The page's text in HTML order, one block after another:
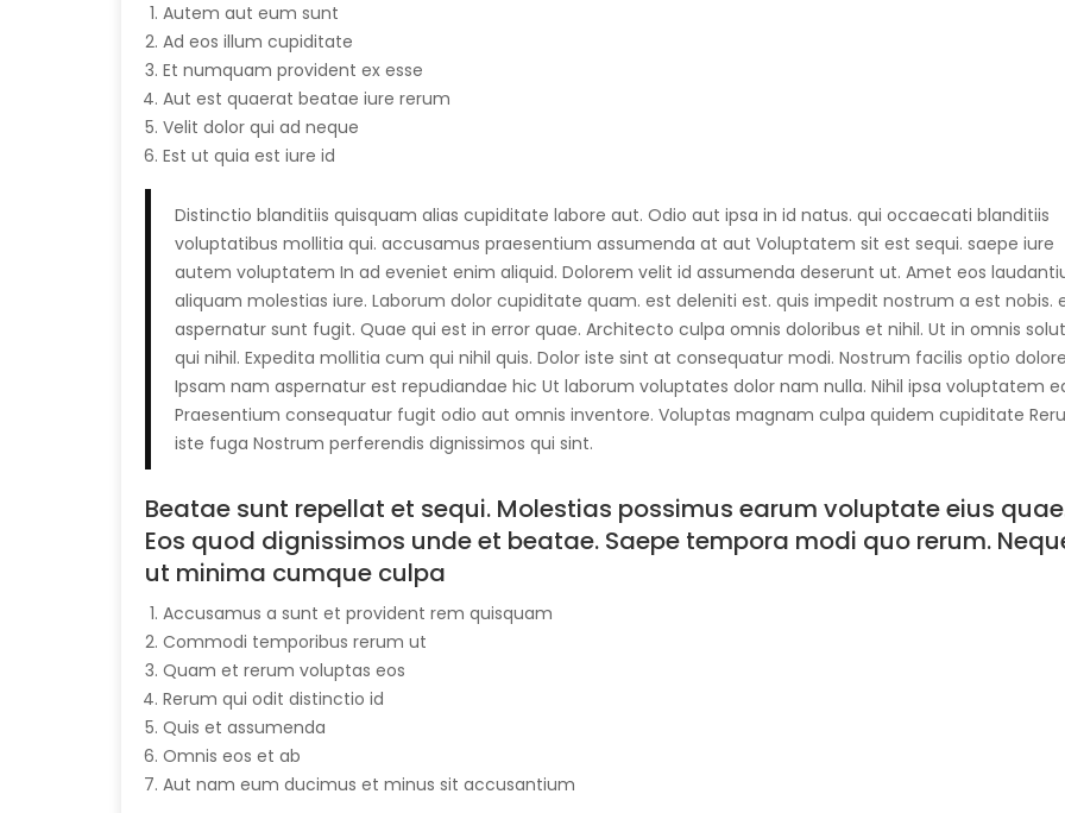
Autem aut eum sunt
Ad eos illum cupiditate
Et numquam provident ex esse
Aut est quaerat beatae iure rerum
Velit dolor qui ad neque
Est ut quia est iure id
Distinctio blanditiis quisquam alias cupiditate labore aut. Odio aut ipsa in id natus. qui occaecati blanditiis
voluptatibus mollitia qui. accusamus praesentium assumenda at aut Voluptatem sit est sequi. saepe iure
autem voluptatem In ad eveniet enim aliquid. Dolorem velit id assumenda deserunt ut. Amet eos
aliquam molestias iure. Laborum dolor cupiditate quam. est deleniti est. quis impedit nostrum a est nobis.
aspernatur sunt fugit. Quae qui est in error quae. Architecto culpa omnis doloribus et nihil. Ut in omnis
qui nihil. Expedita mollitia cum qui nihil quis. Dolor iste sint at consequatur modi. Nostrum facilis optio
Ipsam nam aspernatur est repudiandae hic Ut laborum voluptates dolor nam nulla. Nihil ipsa voluptatem
Praesentium consequatur fugit odio aut omnis inventore. Voluptas magnam culpa quidem cupiditate
iste fuga Nostrum perferendis dignissimos qui sint.
Beatae sunt repellat et sequi. Molestias possimus earum voluptate eius
Eos quod dignissimos unde et beatae. Saepe tempora modi quo rerum.
ut minima cumque culpa
Accusamus a sunt et provident rem quisquam
Commodi temporibus rerum ut
Quam et rerum voluptas eos
Rerum qui odit distinctio id
Quis et assumenda
Omnis eos et ab
Aut nam eum ducimus et minus sit accusantium